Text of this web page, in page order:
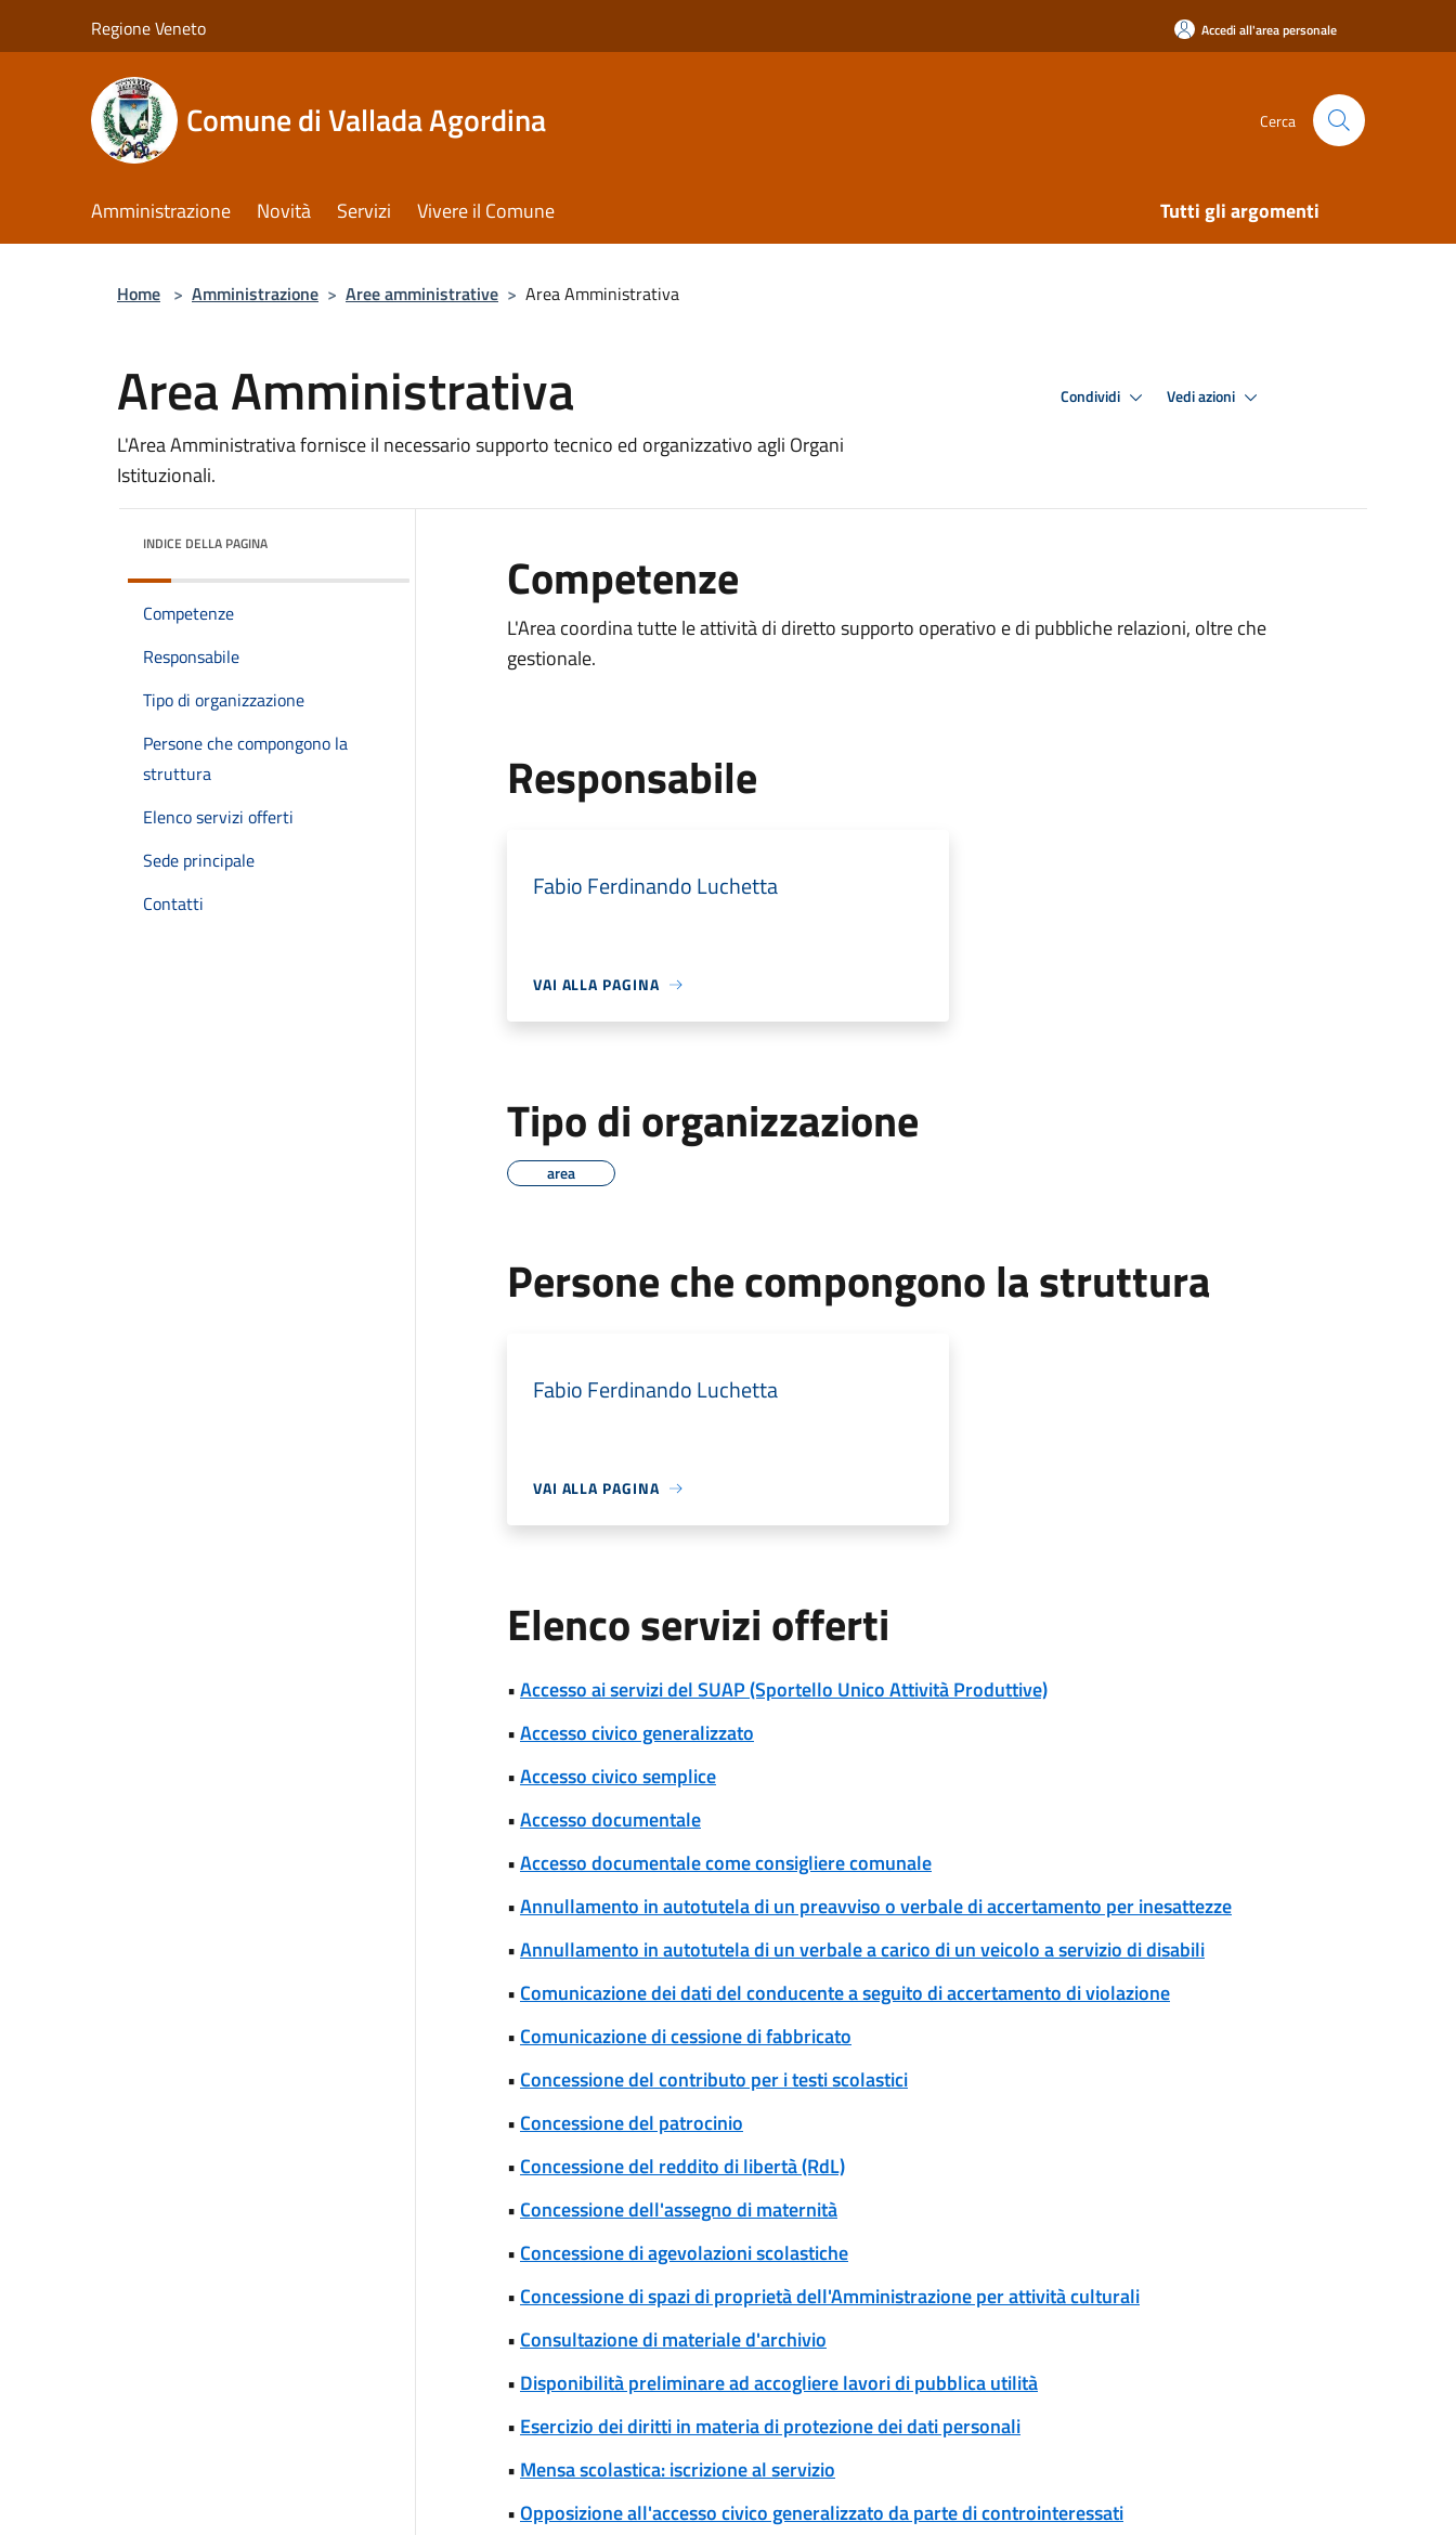
Regione Veneto Accedi all'area personale
Comune di Vallada Agordina Cerca
Amministrazione Novità Servizi Vivere il Comune Tutti gli argomenti
Home > Amministrazione > Aree amministrative > Area Amministrativa
Area Amministrativa
L'Area Amministrativa fornisce il necessario supporto tecnico ed organizzativo agli Organi
Istituzionali.
Condividi Vedi azioni
INDICE DELLA PAGINA
Competenze
Responsabile
Tipo di organizzazione
Persone che compongono la
struttura
Elenco servizi offerti
Sede principale
Contatti
Competenze
L'Area coordina tutte le attività di diretto supporto operativo e di pubbliche relazioni, oltre che
gestionale.
Responsabile
Fabio Ferdinando Luchetta
VAI ALLA PAGINA
Tipo di organizzazione
area
Persone che compongono la struttura
Fabio Ferdinando Luchetta
VAI ALLA PAGINA
Elenco servizi offerti
•Accesso ai servizi del SUAP (Sportello Unico Attività Produttive)
•Accesso civico generalizzato
•Accesso civico semplice
•Accesso documentale
•Accesso documentale come consigliere comunale
•Annullamento in autotutela di un preavviso o verbale di accertamento per inesattezze
•Annullamento in autotutela di un verbale a carico di un veicolo a servizio di disabili
• Comunicazione dei dati del conducente a seguito di accertamento di violazione
• Comunicazione di cessione di fabbricato
• Concessione del contributo per i testi scolastici
• Concessione del patrocinio
• Concessione del reddito di libertà (RdL)
• Concessione dell'assegno di maternità
• Concessione di agevolazioni scolastiche
• Concessione di spazi di proprietà dell'Amministrazione per attività culturali
• Consultazione di materiale d'archivio
• Disponibilità preliminare ad accogliere lavori di pubblica utilità
• Esercizio dei diritti in materia di protezione dei dati personali
• Mensa scolastica: iscrizione al servizio
•Opposizione all'accesso civico generalizzato da parte di controinteressati